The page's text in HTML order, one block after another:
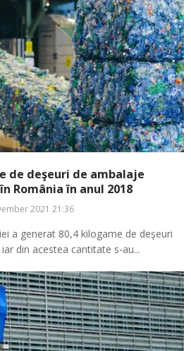
de deşeuri de ambalaje
România în anul 2018
2021 21:36
a generat 80,4 kilogame de deşeuri
din acestea cantitate s-au...